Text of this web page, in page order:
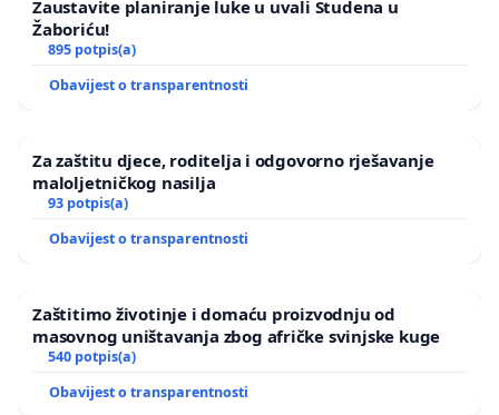
Zaustavite planiranje luke u uvali Studena u
Žaboriću!
895 potpis(a)
Obavijest o transparentnosti
Za zaštitu djece, roditelja i odgovorno rješavanje
maloljetničkog nasilja
93 potpis(a)
Obavijest o transparentnosti
Zaštitimo životinje i domaću proizvodnju od
masovnog uništavanja zbog afričke svinjske kuge
540 potpis(a)
Obavijest o transparentnosti